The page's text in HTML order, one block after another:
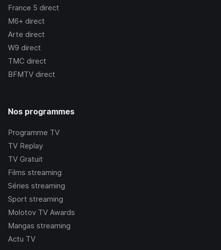
France 5 direct
M6+ direct
Arte direct
W9 direct
TMC direct
BFMTV direct
Nos programmes
Programme TV
TV Replay
TV Gratuit
Films streaming
Séries streaming
Sport streaming
Molotov TV Awards
Mangas streaming
Actu TV